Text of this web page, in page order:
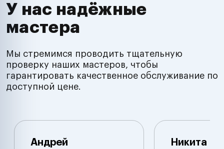
У нас надёжные
мастера
Мы стремимся проводить тщательную
проверку наших мастеров, чтобы
гарантировать качественное обслуживание по
доступной цене.
Андрей Никита